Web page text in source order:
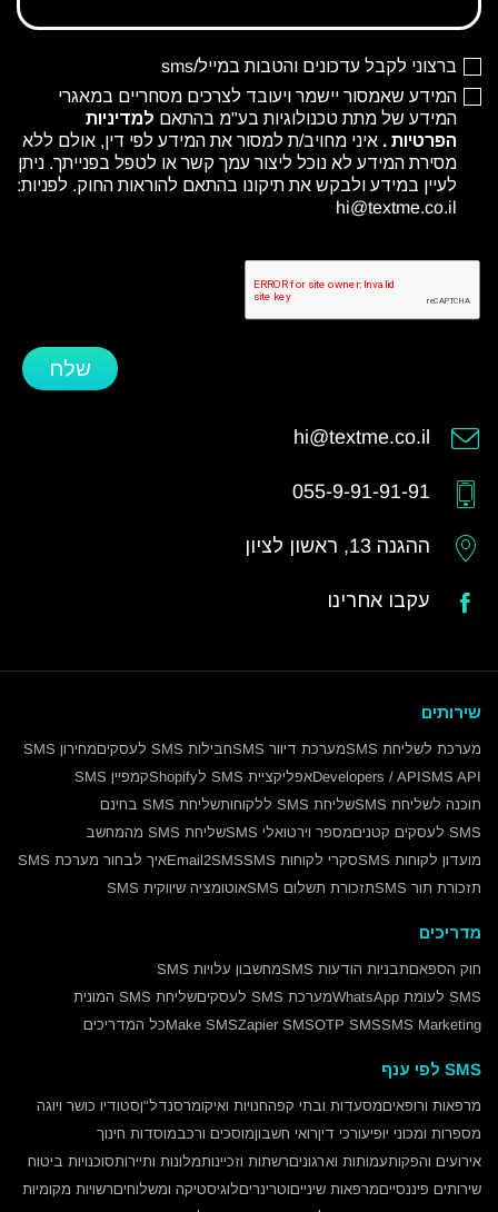
ברצוני לקבל עדכונים והטבות במייל/sms
המידע שאמסור יישמר ויעובד לצרכים מסחריים במאגרי
המידע של מתת טכנולוגיות בע"מ בהתאם למדיניות
הפרטיות . איני מחויב/ת למסור את המידע לפי דין, אולם ללא
מסירת המידע לא נוכל ליצור עמך קשר או לטפל בפנייתך. ניתן
לעיין במידע ולבקש את תיקונו בהתאם להוראות החוק. לפניות:
hi@textme.co.il
שלח
hi@textme.co.il
055-9-91-91-91
ההגנה 13, ראשון לציון
עקבו אחרינו
שירותים
מערכת לשליחת SMS מערכת דיוור SMS חבילות SMS לעסקים
מחירון SMS
SMS API
Developers / APIאפליקציית SMS לShopify
קמפיין SMS
תוכנה לשליחת SMS
שליחת SMS ללקוחות
שליחת SMS בחינם
SMS לעסקים קטנים
מספר וירטואלי SMS
שליחת SMS מהמחשב
מועדון לקוחות SMS
סקרי לקוחות SMS Email2SMSאיך לבחור מערכת SMS
תזכורת תור SMS
תזכורת תשלום SMS אוטומציה שיווקית SMS
מדריכים
חוק הספאםתבניות הודעות SMS
מחשבון עלויות SMS
SMS לעומת WhatsApp
מערכת SMS לעסקים
שליחת SMS המונית
SMS Marketing
OTP SMS
Zapier SMS
Make SMSכל המדריכים
SMS לפי ענף
מרפאות ורופאיםמסעדות ובתי קפהחנויות ואיקומרסנדל"ןסטודיו כושר ויוגה
מספרות ומכוני יופיעורכי דיןרואי חשבוןמוסכים ורכבמוסדות חינוך
אירועים והפקותעמותות וארגוניםרשתות וזכיינותמלונות ותיירותסוכנויות ביטוח
שירותים פיננסייםמרפאות שינייםוטרינריםלוגיסטיקה ומשלוחיםרשויות מקומיות